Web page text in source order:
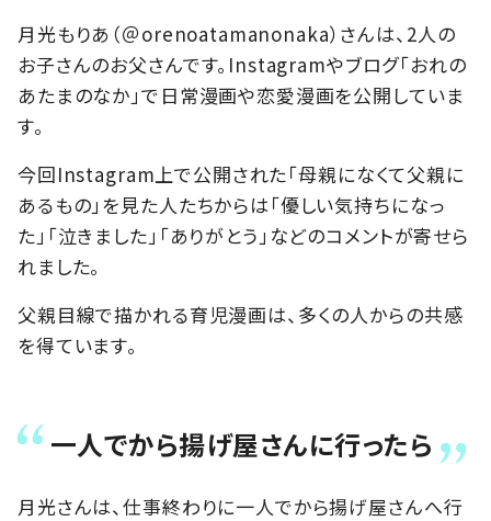
月光もりあ（＠orenoatamanonaka）さんは、2人の
お子さんのお父さんです。Instagramやブログ「おれの
あたまのなか」で日常漫画や恋愛漫画を公開していま
す。
今回Instagram上で公開された「母親になくて父親に
あるもの」を見た人たちからは「優しい気持ちになっ
た」「泣きました」「ありがとう」などのコメントが寄せら
れました。
父親目線で描かれる育児漫画は、多くの人からの共感
を得ています。
一人でから揚げ屋さんに行ったら
月光さんは、仕事終わりに一人でから揚げ屋さんへ行